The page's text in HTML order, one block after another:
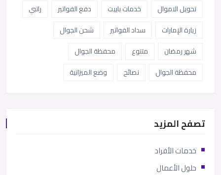
تحويل الاموال
خدمات باييت دفع الفواتير
راتبي
زيارة الإمارات
سداد الفواتير
شحن الجوال
شهر رمضان
متنوع
محفظة الجوال
محفظة الجوال
نصائح وضع الميزانية
تصفح المزيد
خدمات الأفراد
حلول الأعمال